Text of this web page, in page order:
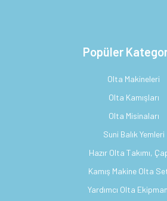
Popüler
Olta Makineleri
Olta Kamışları
Olta Misinaları
Suni Balık Yemleri
Hazır Olta Takımı,
Kamış Makine Olta
Yardımcı Olta